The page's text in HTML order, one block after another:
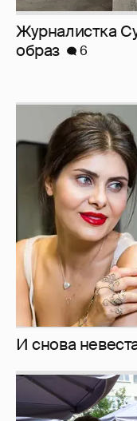
Журналистка
образ
6
И снова